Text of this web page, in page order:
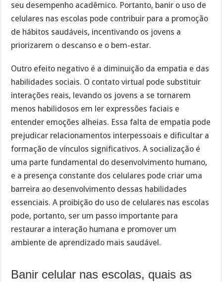
seu desempenho acadêmico. Portanto, banir o uso de
celulares nas escolas pode contribuir para a promoção
de hábitos saudáveis, incentivando os jovens a
priorizarem o descanso e o bem-estar.
Outro efeito negativo é a diminuição da empatia e das
habilidades sociais. O contato virtual pode substituir
interações reais, levando os jovens a se tornarem
menos habilidosos em ler expressões faciais e
entender emoções alheias. Essa falta de empatia pode
prejudicar relacionamentos interpessoais e dificultar a
formação de vínculos significativos. A socialização é
uma parte fundamental do desenvolvimento humano,
e a presença constante dos celulares pode criar uma
barreira ao desenvolvimento dessas habilidades
essenciais. A proibição do uso de celulares nas escolas
pode, portanto, ser um passo importante para
restaurar a interação humana e promover um
ambiente de aprendizado mais saudável.
Banir celular nas escolas, quais as